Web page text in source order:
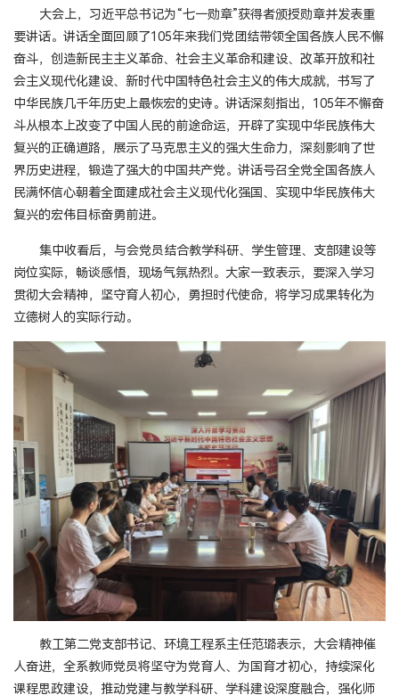
大会上，习近平总书记为“七一勋章”获得者颁授勋章并发表重
要讲话。讲话全面回顾了105年来我们党团结带领全国各族人民不懈
奋斗，创造新民主主义革命、社会主义革命和建设、改革开放和社
会主义现代化建设、新时代中国特色社会主义的伟大成就，书写了
中华民族几千年历史上最恢宏的史诗。讲话深刻指出，105年不懈奋
斗从根本上改变了中国人民的前途命运，开辟了实现中华民族伟大
复兴的正确道路，展示了马克思主义的强大生命力，深刻影响了世
界历史进程，锻造了强大的中国共产党。讲话号召全党全国各族人
民满怀信心朝着全面建成社会主义现代化强国、实现中华民族伟大
复兴的宏伟目标奋勇前进。
集中收看后，与会党员结合教学科研、学生管理、支部建设等
岗位实际，畅谈感悟，现场气氛热烈。大家一致表示，要深入学习
贯彻大会精神，坚守育人初心，勇担时代使命，将学习成果转化为
立德树人的实际行动。
教工第二党支部书记、环境工程系主任范璐表示，大会精神催
人奋进，全系教师党员将坚守为党育人、为国育才初心，持续深化
课程思政建设，推动党建与教学科研、学科建设深度融合，强化师